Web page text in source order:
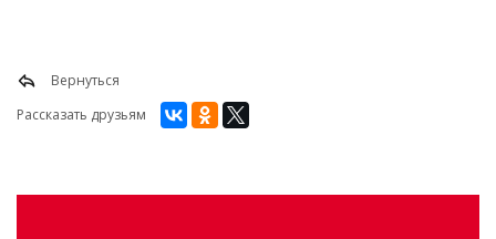
Вернуться
Рассказать друзьям